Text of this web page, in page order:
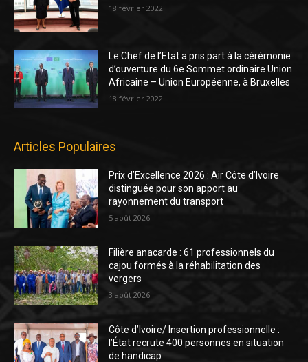
18 février 2022
Le Chef de l’Etat a pris part à la cérémonie
d’ouverture du 6e Sommet ordinaire Union
Africaine – Union Européenne, à Bruxelles
18 février 2022
Articles Populaires
Prix d’Excellence 2026 : Air Côte d’Ivoire
distinguée pour son apport au
rayonnement du transport
5 août 2026
Filière anacarde : 61 professionnels du
cajou formés à la réhabilitation des
vergers
3 août 2026
Côte d’Ivoire/ Insertion professionnelle :
l’État recrute 400 personnes en situation
de handicap